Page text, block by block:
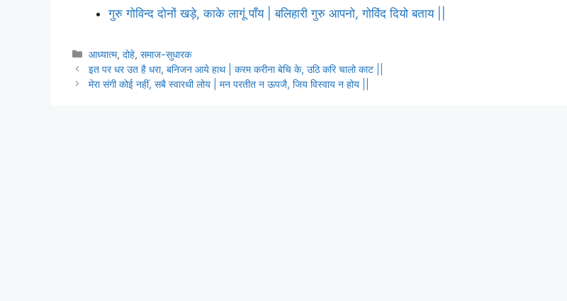
गुरु गोविन्द दोनों खड़े, काके लागूं पाँय | बलिहारी गुरु आपनो, गोविंद दियो बताय ||
Categories
आध्यात्म,दोहे,समाज-सुधारक
इत पर धर उत है धरा, बनिजन आये हाथ | करम करीना बेचि के, उठि करि चालो काट ||
मेरा संगी कोई नहीं, सबै स्वारथी लोय | मन परतीत न ऊपजै, जिय विस्वाय न होय ||